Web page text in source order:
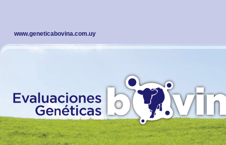
www.geneticabovina.com.uy